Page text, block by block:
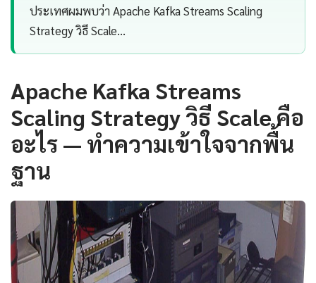
ประเทศผมพบว่า Apache Kafka Streams Scaling
Strategy วิธี Scale…
Apache Kafka Streams
Scaling Strategy วิธี Scale คือ
อะไร — ทำความเข้าใจจากพื้น
ฐาน